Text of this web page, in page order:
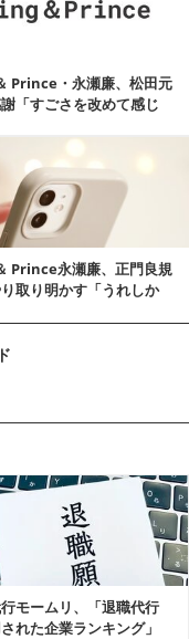
Prince・永瀬廉、松田元
「すごさを改めて感じ
Prince永瀬廉、正門良規
取り明かす「うれしか
モームリ、「退職代行
れた企業ランキング」